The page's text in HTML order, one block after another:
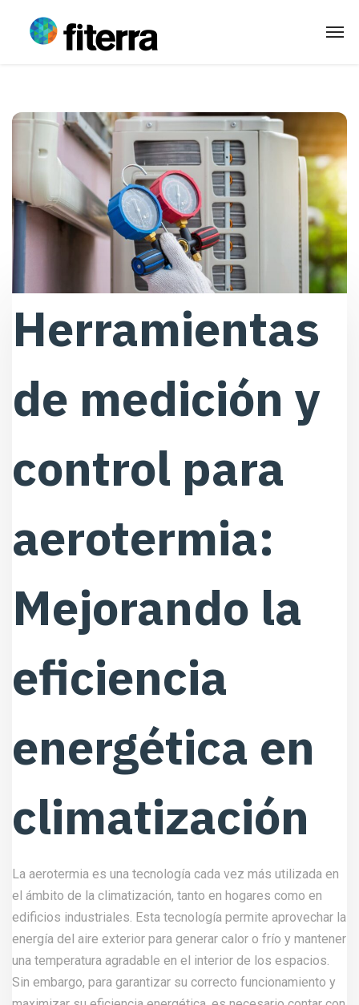
Herramientas
de medición y
control para
aerotermia:
Mejorando la
eficiencia
energética en
climatización
La aerotermia es una tecnología cada vez más utilizada en
el ámbito de la climatización, tanto en hogares como en
edificios industriales. Esta tecnología permite aprovechar la
energía del aire exterior para generar calor o frío y mantener
una temperatura agradable en el interior de los espacios.
Sin embargo, para garantizar su correcto funcionamiento y